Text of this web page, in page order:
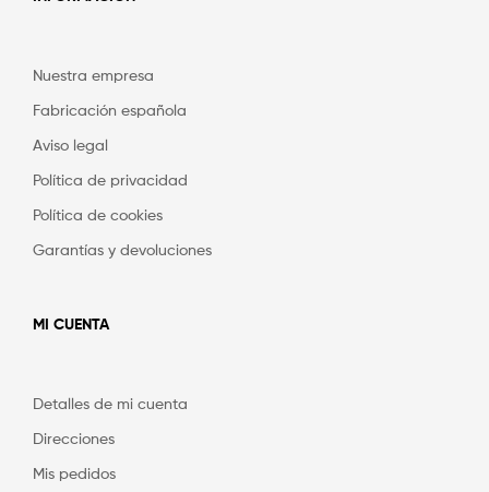
Nuestra empresa
Fabricación española
Aviso legal
Política de privacidad
Política de cookies
Garantías y devoluciones
MI CUENTA
Detalles de mi cuenta
Direcciones
Mis pedidos